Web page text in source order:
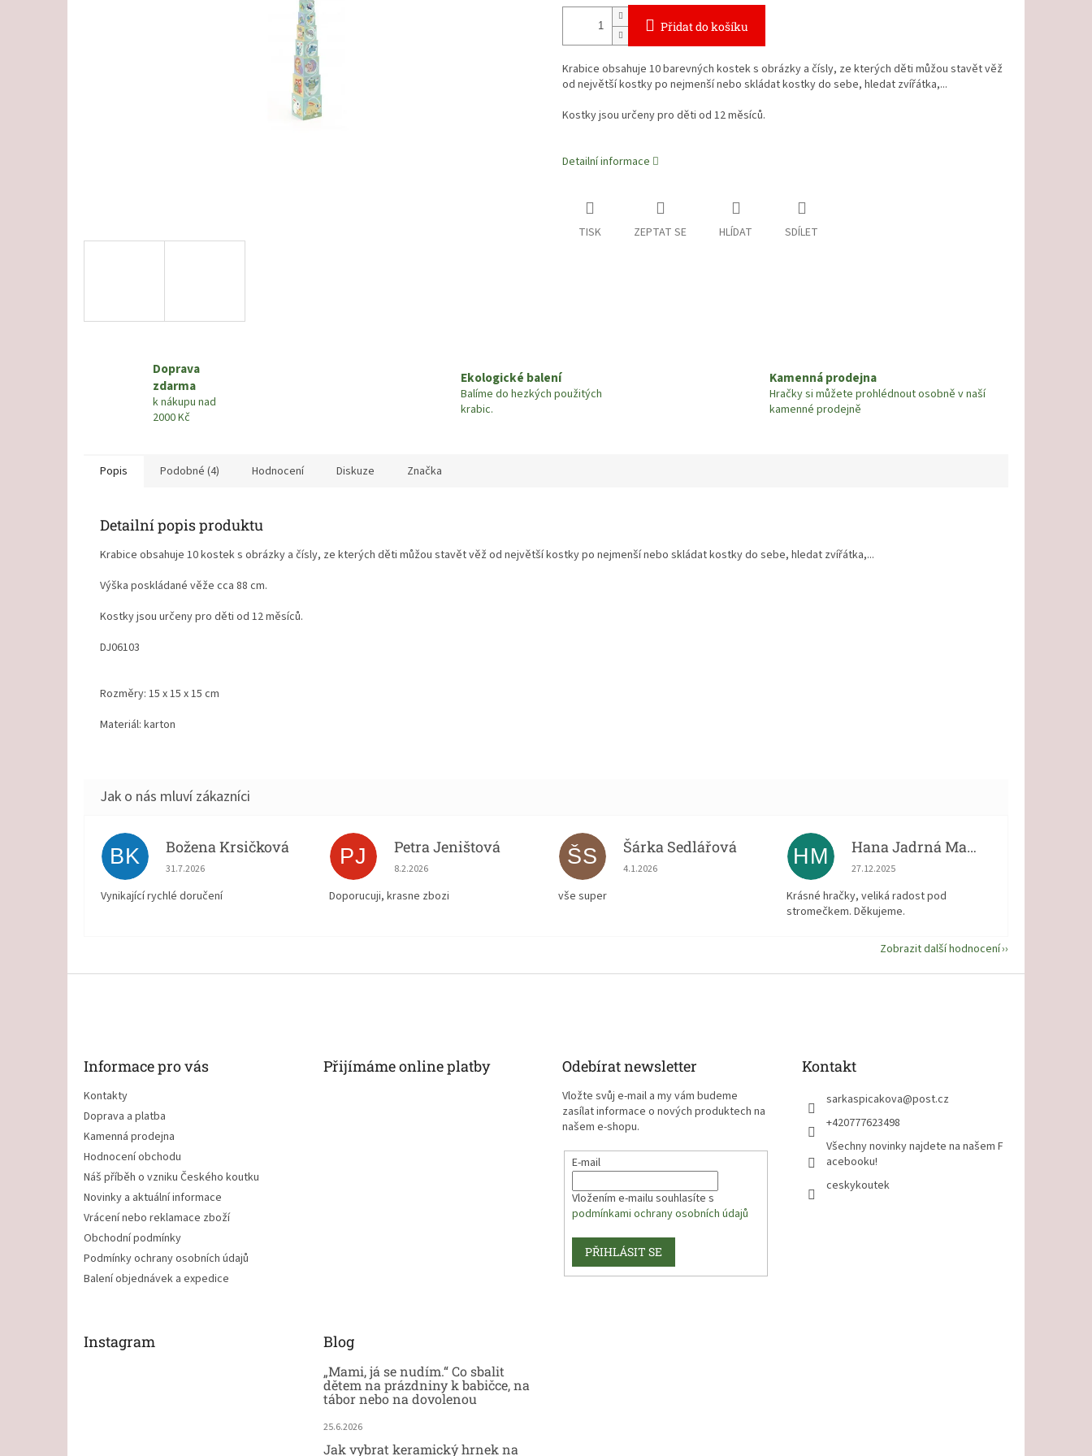
Přidat do košíku
Krabice obsahuje 10 barevných kostek s obrázky a čísly, ze kterých děti můžou stavět věž
od největší kostky po nejmenší nebo skládat kostky do sebe, hledat zvířátka,...
Kostky jsou určeny pro děti od 12 měsíců.
Detailní informace
TISK ZEPTAT SE HLÍDAT SDÍLET
Doprava
zdarma
k nákupu nad
2000 Kč
Ekologické balení
Balíme do hezkých použitých
krabic.
Kamenná prodejna
Hračky si můžete prohlédnout osobně v naší
kamenné prodejně
Popis Podobné (4) Hodnocení Diskuze Značka
Detailní popis produktu
Krabice obsahuje 10 kostek s obrázky a čísly, ze kterých děti můžou stavět věž od největší kostky po nejmenší nebo skládat kostky do sebe, hledat zvířátka,...
Výška poskládané věže cca 88 cm.
Kostky jsou určeny pro děti od 12 měsíců.
DJ06103
Rozměry: 15 x 15 x 15 cm
Materiál: karton
BK Božena Krsičková
Hodnocení obchodu je 5 z 5 hvězdiček.
31.7.2026
Vynikající rychlé doručení
PJ Petra Jeništová
Hodnocení obchodu je 5 z 5 hvězdiček.
8.2.2026
Doporucuji, krasne zbozi
ŠS Šárka Sedlářová
Hodnocení obchodu je 5 z 5 hvězdiček.
4.1.2026
vše super
HM Hana Jadrná Matějková
Hodnocení obchodu je 5 z 5 hvězdiček.
27.12.2025
Krásné hračky, veliká radost pod
stromečkem. Děkujeme.
Zobrazit další hodnocení
Informace pro vás
Kontakty
Doprava a platba
Kamenná prodejna
Hodnocení obchodu
Náš příběh o vzniku Českého koutku
Novinky a aktuální informace
Vrácení nebo reklamace zboží
Obchodní podmínky
Podmínky ochrany osobních údajů
Balení objednávek a expedice
Přijímáme online platby Odebírat newsletter
Vložte svůj e-mail a my vám budeme
zasílat informace o nových produktech na
našem e-shopu.
E-mail
Vložením e-mailu souhlasíte s
podmínkami ochrany osobních údajů
PŘIHLÁSIT SE
Kontakt
sarkaspicakova@post.cz
+420777623498
Všechny novinky najdete na našem F
acebooku!
ceskykoutek
Instagram Blog
„Mami, já se nudím.“ Co sbalit
dětem na prázdniny k babičce, na
tábor nebo na dovolenou
25.6.2026
Jak vybrat keramický hrnek na